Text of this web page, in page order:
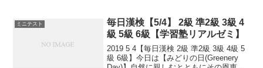
天皇崩御の後、...
ミニテスト
毎日漢検【5/4】 2級 準2級 3級 4
級 5級 6級【学習塾リアルゼミ】
2019 5 4【毎日漢検 2級 準2級 3級 4級 5
級 6級】今日は【みどりの日(Greenery